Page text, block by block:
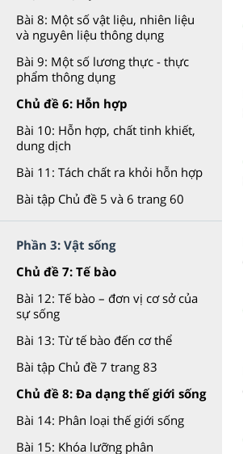
Bài 8: Một số vật liệu, nhiên liệu
và nguyên liệu thông dụng
Bài 9: Một số lương thực - thực
phẩm thông dụng
Chủ đề 6: Hỗn hợp
Bài 10: Hỗn hợp, chất tinh khiết,
dung dịch
Bài 11: Tách chất ra khỏi hỗn hợp
Bài tập Chủ đề 5 và 6 trang 60
Phần 3: Vật sống
Chủ đề 7: Tế bào
Bài 12: Tế bào – đơn vị cơ sở của
sự sống
Bài 13: Từ tế bào đến cơ thể
Bài tập Chủ đề 7 trang 83
Chủ đề 8: Đa dạng thế giới sống
Bài 14: Phân loại thế giới sống
Bài 15: Khóa lưỡng phân